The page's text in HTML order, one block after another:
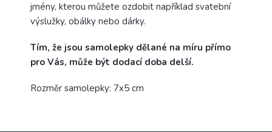
jmény, kterou můžete ozdobit například svatební
výslužky, obálky nebo dárky.
Tím, že jsou samolepky dělané na míru přímo
pro Vás, může být dodací doba delší.
Rozměr samolepky: 7x5 cm